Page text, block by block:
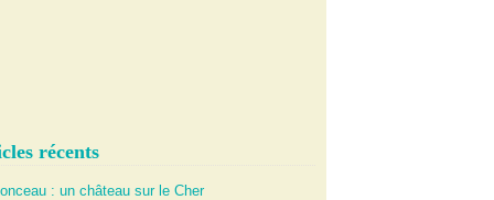
récents
: un château sur le Cher